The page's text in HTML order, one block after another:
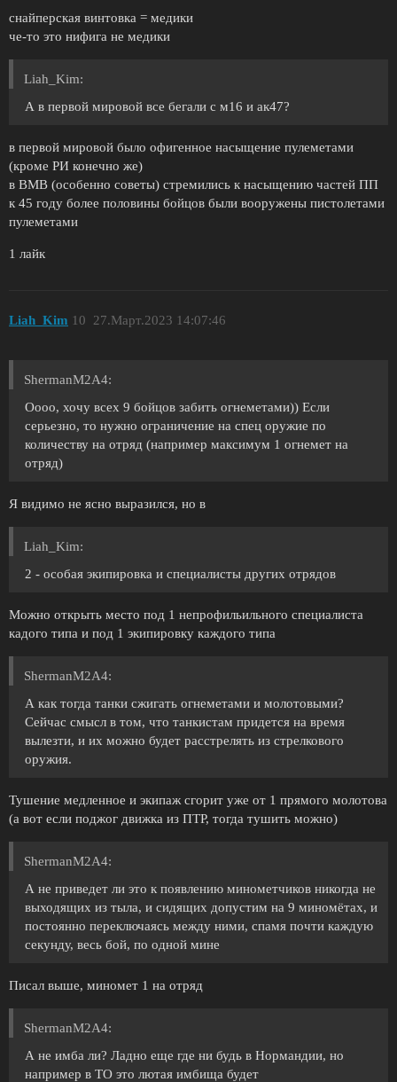
снайперская винтовка = медики
че-то это нифига не медики
Liah_Kim:
А в первой мировой все бегали с м16 и ак47?
в первой мировой было офигенное насыщение пулеметами
(кроме РИ конечно же)
в ВМВ (особенно советы) стремились к насыщению частей ПП
к 45 году более половины бойцов были вооружены пистолетами
пулеметами
1 лайк
Liah_Kim 27.Март.2023 14:07:46
10
ShermanM2A4:
Оооо, хочу всех 9 бойцов забить огнеметами)) Если
серьезно, то нужно ограничение на спец оружие по
количеству на отряд (например максимум 1 огнемет на
отряд)
Я видимо не ясно выразился, но в
Liah_Kim:
2 - особая экипировка и специалисты других отрядов
Можно открыть место под 1 непрофильильного специалиста
кадого типа и под 1 экипировку каждого типа
ShermanM2A4:
А как тогда танки сжигать огнеметами и молотовыми?
Сейчас смысл в том, что танкистам придется на время
вылезти, и их можно будет расстрелять из стрелкового
оружия.
Тушение медленное и экипаж сгорит уже от 1 прямого молотова
(а вот если поджог движка из ПТР, тогда тушить можно)
ShermanM2A4:
А не приведет ли это к появлению минометчиков никогда не
выходящих из тыла, и сидящих допустим на 9 миномётах, и
постоянно переключаясь между ними, спамя почти каждую
секунду, весь бой, по одной мине
Писал выше, миномет 1 на отряд
ShermanM2A4:
А не имба ли? Ладно еще где ни будь в Нормандии, но
например в ТО это лютая имбища будет